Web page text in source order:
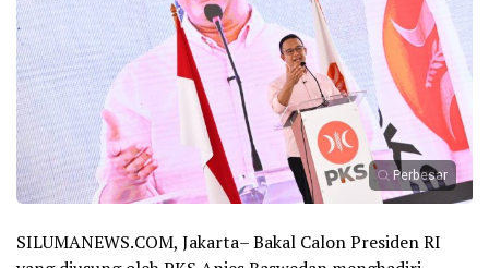
Perbesar
SILUMANEWS.COM, Jakarta– Bakal Calon Presiden RI